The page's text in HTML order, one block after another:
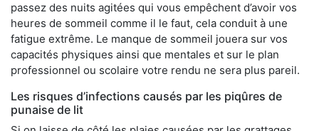
passez des nuits agitées qui vous empêchent d’avoir vos
heures de sommeil comme il le faut, cela conduit à une
fatigue extrême. Le manque de sommeil jouera sur vos
capacités physiques ainsi que mentales et sur le plan
professionnel ou scolaire votre rendu ne sera plus pareil.
Les risques d’infections causés par les piqûres de
punaise de lit